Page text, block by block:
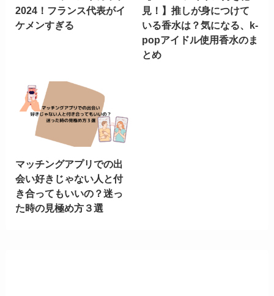
2024！フランス代表がイ
ケメンすぎる
見！】推しが身につけて
いる香水は？気になる、k-
popアイドル使用香水のま
とめ
マッチングアプリでの出
会い好きじゃない人と付
き合ってもいいの？迷っ
た時の見極め方３選